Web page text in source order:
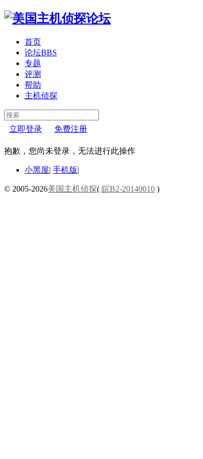
首页
论坛BBS
专题
评测
帮助
主机侦探
立即登录 免费注册
抱歉，您尚未登录，无法进行此操作
小黑屋| 手机版|
© 2005-2026美国主机侦探( 皖B2-20140010 )